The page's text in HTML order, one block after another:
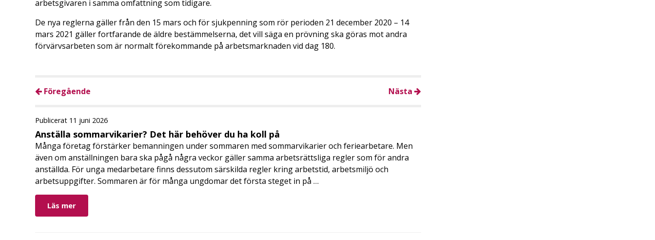
arbetsgivaren i samma omfattning som tidigare.
De nya reglerna gäller från den 15 mars och för sjukpenning som rör perioden 21 december 2020 – 14
mars 2021 gäller fortfarande de äldre bestämmelserna, det vill säga en prövning ska göras mot andra
förvärvsarbeten som är normalt förekommande på arbetsmarknaden vid dag 180.
Föregående Nästa
Publicerat 11 juni 2026
Anställa sommarvikarier? Det här behöver du ha koll på
Många företag förstärker bemanningen under sommaren med sommarvikarier och feriearbetare. Men
även om anställningen bara ska pågå några veckor gäller samma arbetsrättsliga regler som för andra
anställda. För unga medarbetare finns dessutom särskilda regler kring arbetstid, arbetsmiljö och
arbetsuppgifter. Sommaren är för många ungdomar det första steget in på …
Läs mer